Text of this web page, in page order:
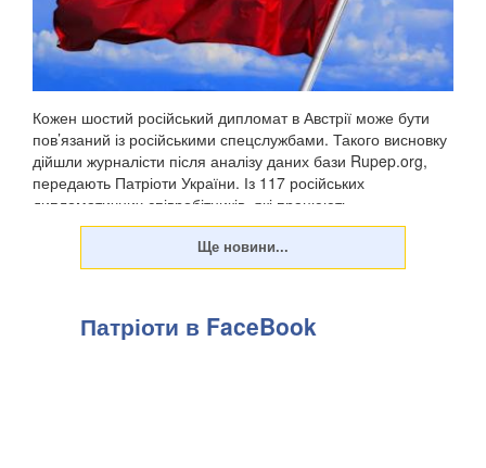
Кожен шостий російський дипломат в Австрії може бути
пов’язаний із російськими спецслужбами. Такого висновку
дійшли журналісти після аналізу даних бази Rupep.org,
передають Патріоти України. Із 117 російських
дипломатичних співробітників, які працюють ...
Патріоти в FaceBook